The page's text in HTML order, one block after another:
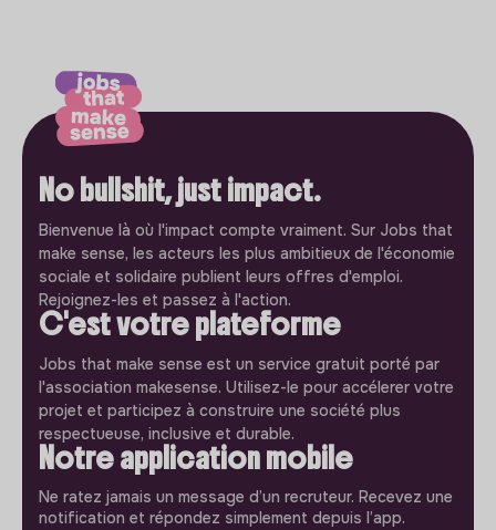
No bullshit, just impact.
Bienvenue là où l'impact compte vraiment. Sur Jobs that
make sense, les acteurs les plus ambitieux de l'économie
sociale et solidaire publient leurs offres d'emploi.
Rejoignez-les et passez à l'action.
C'est votre plateforme
Jobs that make sense est un service gratuit porté par
l'association makesense. Utilisez-le pour accélerer votre
projet et participez à construire une société plus
respectueuse, inclusive et durable.
Notre application mobile
Ne ratez jamais un message d’un recruteur. Recevez une
notification et répondez simplement depuis l’app.